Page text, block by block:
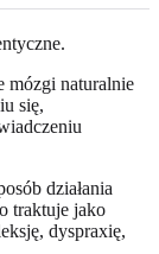
mózgi naturalnie
się,
działania
traktuje jako
dyspraxię,